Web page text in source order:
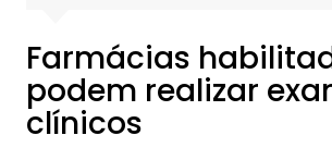
Farmácias
podem realizar
clínicos